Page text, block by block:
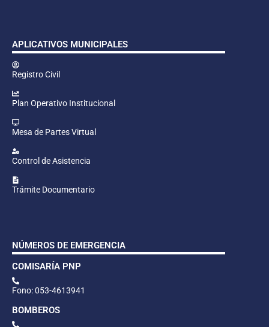
APLICATIVOS MUNICIPALES
Registro Civil
Plan Operativo Institucional
Mesa de Partes Virtual
Control de Asistencia
Trámite Documentario
NÚMEROS DE EMERGENCIA
COMISARÍA PNP
Fono: 053-4613941
BOMBEROS